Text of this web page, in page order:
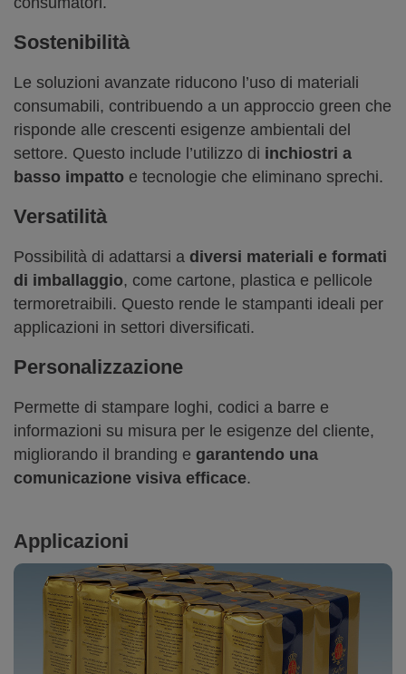
Sostenibilità
Le soluzioni avanzate riducono l’uso di materiali
consumabili, contribuendo a un approccio green che
risponde alle crescenti esigenze ambientali del
settore. Questo include l’utilizzo di inchiostri a
basso impatto e tecnologie che eliminano sprechi.
Versatilità
Possibilità di adattarsi a diversi materiali e formati
di imballaggio, come cartone, plastica e pellicole
termoretraibili. Questo rende le stampanti ideali per
applicazioni in settori diversificati.
Personalizzazione
Permette di stampare loghi, codici a barre e
informazioni su misura per le esigenze del cliente,
migliorando il branding e garantendo una
comunicazione visiva efficace.
Applicazioni